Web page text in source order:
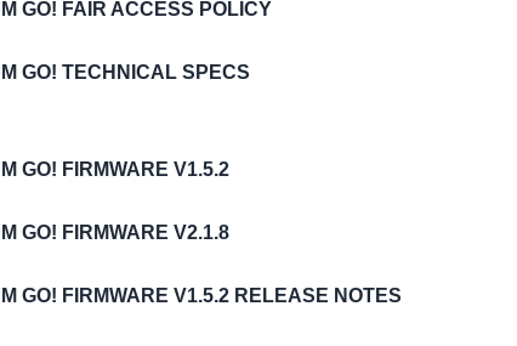
GO! FAIR ACCESS POLICY
GO! TECHNICAL SPECS
GO! FIRMWARE V1.5.2
GO! FIRMWARE V2.1.8
GO! FIRMWARE V1.5.2 RELEASE NOTES